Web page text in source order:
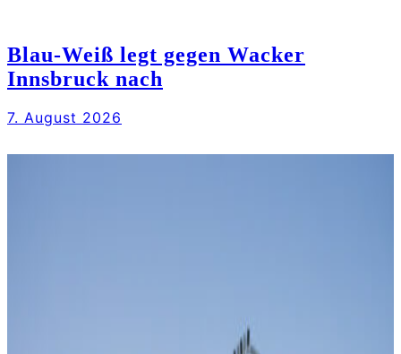
Blau-Weiß legt gegen Wacker
Innsbruck nach
7. August 2026